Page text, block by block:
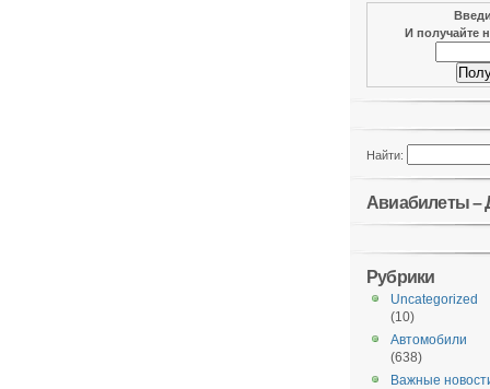
И получайте
Найти:
Авиабилеты
Рубрики
Uncategorized
(10)
Автомобили
(638)
Важные